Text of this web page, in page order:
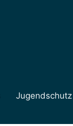
Jugendschutz